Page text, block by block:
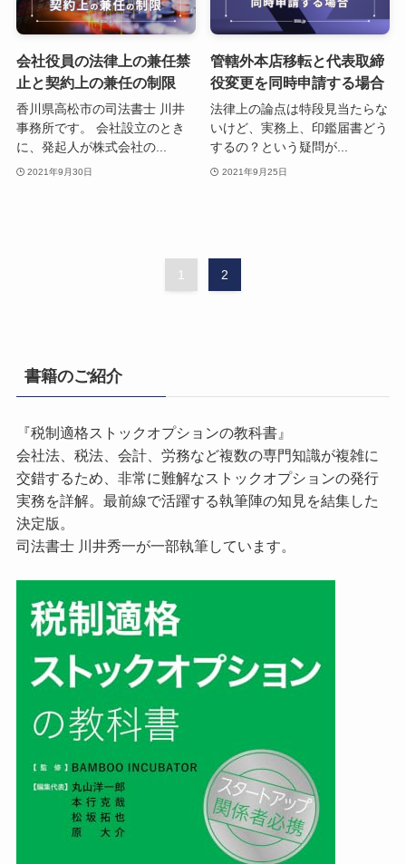
会社役員の法律上の兼任禁
止と契約上の兼任の制限
香川県高松市の司法書士 川井
事務所です。 会社設立のとき
に、発起人が株式会社の...
2021年9月30日
管轄外本店移転と代表取締
役変更を同時申請する場合
法律上の論点は特段見当たらな
いけど、実務上、印鑑届書どう
するの？という疑問が...
2021年9月25日
1 2
書籍のご紹介
『税制適格ストックオプションの教科書』
会社法、税法、会計、労務など複数の専門知識が複雑に
交錯するため、非常に難解なストックオプションの発行
実務を詳解。最前線で活躍する執筆陣の知見を結集した
決定版。
司法書士 川井秀一が一部執筆しています。